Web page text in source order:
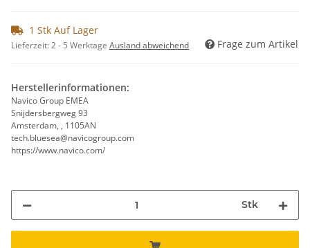
1 Stk Auf Lager
Lieferzeit:2 - 5 Werktage Ausland abweichend Frage zum Artikel
Herstellerinformationen:
Navico Group EMEA
Snijdersbergweg 93
Amsterdam, , 1105AN
tech.bluesea@navicogroup.com
https://www.navico.com/
Stk